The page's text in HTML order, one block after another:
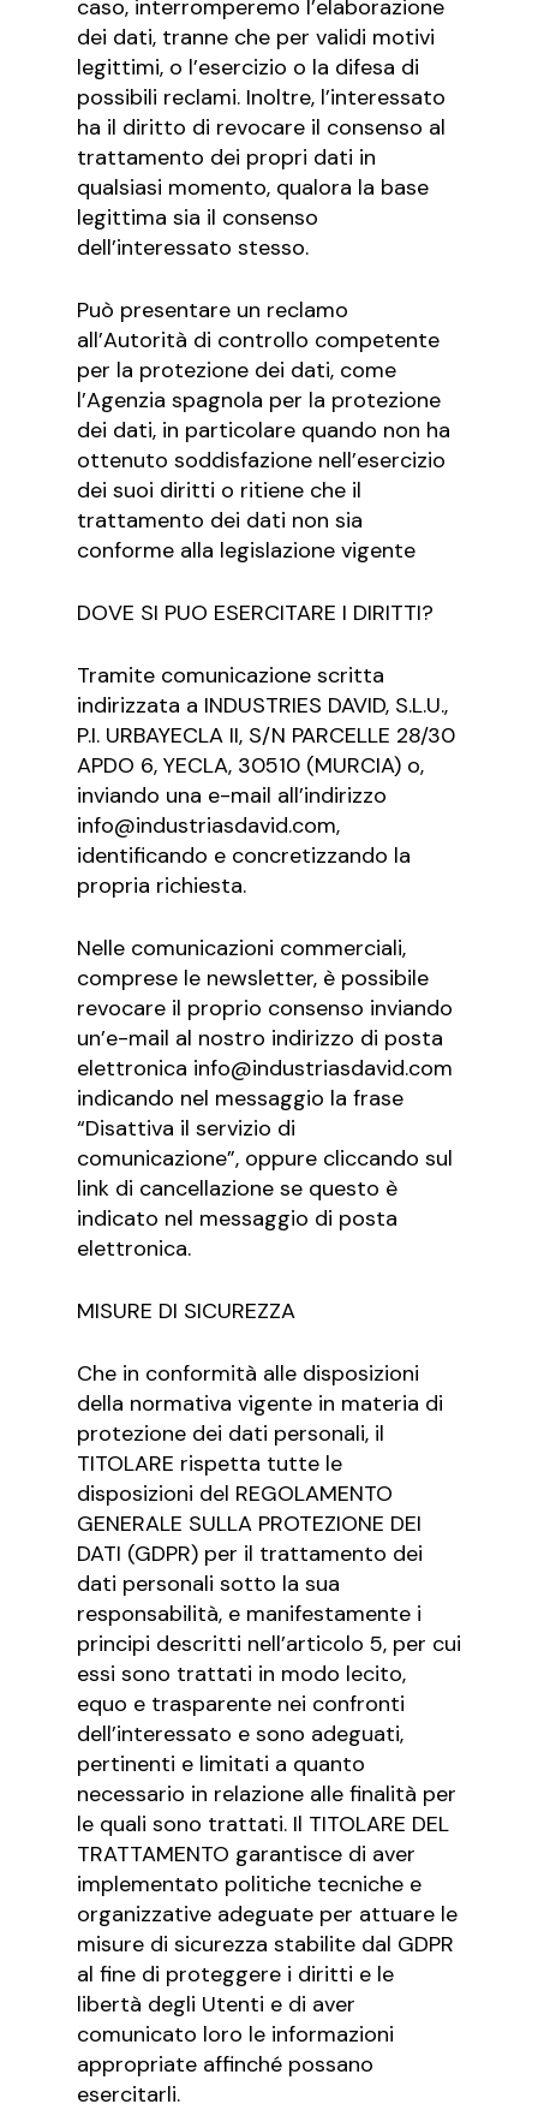
caso, interromperemo l’elaborazione
dei dati, tranne che per validi motivi
legittimi, o l’esercizio o la difesa di
possibili reclami. Inoltre, l’interessato
ha il diritto di revocare il consenso al
trattamento dei propri dati in
qualsiasi momento, qualora la base
legittima sia il consenso
dell’interessato stesso.
Può presentare un reclamo
all’Autorità di controllo competente
per la protezione dei dati, come
l’Agenzia spagnola per la protezione
dei dati, in particolare quando non ha
ottenuto soddisfazione nell’esercizio
dei suoi diritti o ritiene che il
trattamento dei dati non sia
conforme alla legislazione vigente
DOVE SI PUO ESERCITARE I DIRITTI?
Tramite comunicazione scritta
indirizzata a INDUSTRIES DAVID, S.L.U.,
P.I. URBAYECLA II, S/N PARCELLE 28/30
APDO 6, YECLA, 30510 (MURCIA) o,
inviando una e-mail all’indirizzo
info@industriasdavid.com,
identificando e concretizzando la
propria richiesta.
Nelle comunicazioni commerciali,
comprese le newsletter, è possibile
revocare il proprio consenso inviando
un’e-mail al nostro indirizzo di posta
elettronica info@industriasdavid.com
indicando nel messaggio la frase
“Disattiva il servizio di
comunicazione”, oppure cliccando sul
link di cancellazione se questo è
indicato nel messaggio di posta
elettronica.
MISURE DI SICUREZZA
Che in conformità alle disposizioni
della normativa vigente in materia di
protezione dei dati personali, il
TITOLARE rispetta tutte le
disposizioni del REGOLAMENTO
GENERALE SULLA PROTEZIONE DEI
DATI (GDPR) per il trattamento dei
dati personali sotto la sua
responsabilità, e manifestamente i
principi descritti nell’articolo 5, per cui
essi sono trattati in modo lecito,
equo e trasparente nei confronti
dell’interessato e sono adeguati,
pertinenti e limitati a quanto
necessario in relazione alle finalità per
le quali sono trattati. Il TITOLARE DEL
TRATTAMENTO garantisce di aver
implementato politiche tecniche e
organizzative adeguate per attuare le
misure di sicurezza stabilite dal GDPR
al fine di proteggere i diritti e le
libertà degli Utenti e di aver
comunicato loro le informazioni
appropriate affinché possano
esercitarli.